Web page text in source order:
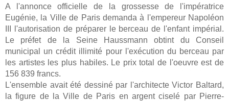
A l'annonce officielle de la grossesse de l'impératrice
Eugénie, la Ville de Paris demanda à l'empereur Napoléon
III l'autorisation de préparer le berceau de l'enfant impérial.
Le préfet de la Seine Haussmann obtint du Conseil
municipal un crédit illimité pour l'exécution du berceau par
les artistes les plus habiles. Le prix total de l'oeuvre est de
156 839 francs.
L'ensemble avait été dessiné par l'architecte Victor Baltard,
la figure de la Ville de Paris en argent ciselé par Pierre-